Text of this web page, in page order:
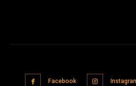
Facebook